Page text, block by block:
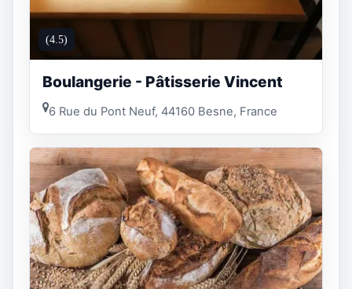
(4.5)
Boulangerie - Pâtisserie Vincent
6 Rue du Pont Neuf, 44160 Besne, France